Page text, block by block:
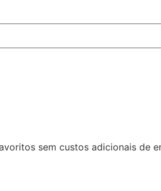
sem custos adicionais de